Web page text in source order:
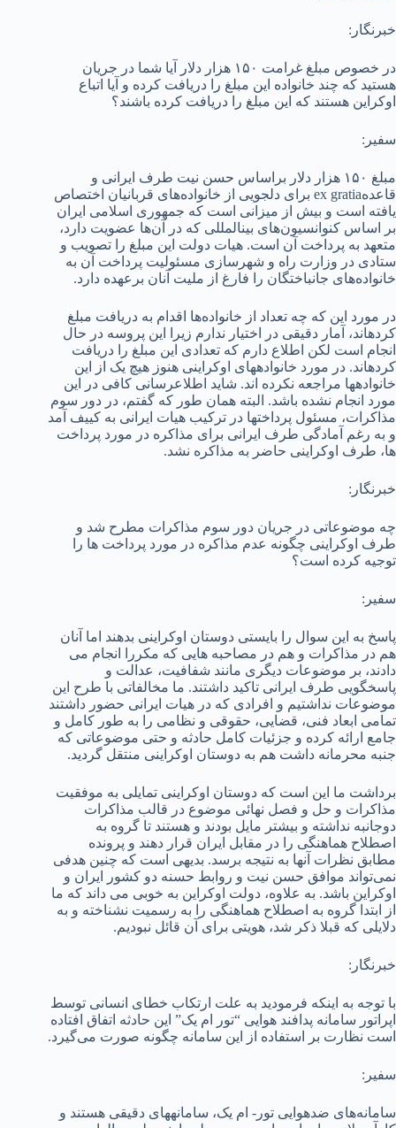
خبرنگار:
در خصوص مبلغ غرامت ۱۵۰ هزار دلار آیا شما در جریان
هستید که چند خانواده این مبلغ را دریافت کرده و آیا اتباع
اوکراین هستند که این مبلغ را دریافت کرده باشند؟
سفیر:
مبلغ ۱۵۰ هزار دلار براساس حسن نیت طرف ایرانی و
قاعدهex gratia برای دلجویی از خانواده‌های قربانیان اختصاص
یافته است و بیش از میزانی است که جمهوری اسلامی ایران
بر اساس کنوانسیون‌های بین­المللی که در آن‌ها عضویت دارد،
متعهد به پرداخت آن است. هیات دولت این مبلغ را تصویب و
ستادی در وزارت راه و شهرسازی مسئولیت پرداخت آن به
خانواده‌های جانباختگان را فارغ از ملیت آنان برعهده دارد.
در مورد این که چه تعداد از خانواده‌ها اقدام به دریافت مبلغ
کرده­اند، آمار دقیقی در اختیار ندارم زیرا این پروسه در حال
انجام است لکن اطلاع دارم که تعدادی این مبلغ را دریافت
کرده­اند. در مورد خانواده­های اوکراینی هنوز هیچ یک از این
خانواده­ها مراجعه نکرده اند. شاید اطلاع­رسانی کافی در این
مورد انجام نشده باشد. البته همان طور که گفتم، در دور سوم
مذاکرات، مسئول پرداخت­ها در ترکیب هیات ایرانی به کی­یف آمد
و به رغم آمادگی طرف ایرانی برای مذاکره در مورد پرداخت
ها، طرف اوکراینی حاضر به مذاکره نشد.
خبرنگار:
چه موضوعاتی در جریان دور سوم مذاکرات مطرح شد و
طرف اوکراینی چگونه عدم مذاکره در مورد پرداخت ها را
توجیه کرده است؟
سفیر:
پاسخ به این سوال را بایستی دوستان اوکراینی بدهند اما آنان
هم در مذاکرات و هم در مصاحبه­ هایی که مکررا انجام می
دادند، بر موضوعات دیگری مانند شفافیت، عدالت و
پاسخگویی طرف ایرانی تاکید داشتند. ما مخالفاتی با طرح این
موضوعات نداشتیم و افرادی که در هیات ایرانی حضور داشتند
تمامی ابعاد فنی، قضایی، حقوقی و نظامی را به طور کامل و
جامع ارائه کرده و جزئیات کامل حادثه و حتی موضوعاتی که
جنبه محرمانه داشت هم به دوستان اوکراینی منتقل گردید.
برداشت ما این است که دوستان اوکراینی تمایلی به موفقیت
مذاکرات و حل و فصل نهائی موضوع در قالب مذاکرات
دوجانبه نداشته و بیشتر مایل بودند و هستند تا گروه به
اصطلاح هماهنگی را در مقابل ایران قرار دهند و پرونده
مطابق نظرات آنها به نتیجه برسد. بدیهی است که چنین هدفی
نمی‌تواند موافق حسن نیت و روابط حسنه دو کشور ایران و
اوکراین باشد. به علاوه، دولت اوکراین به خوبی می داند که ما
از ابتدا گروه به اصطلاح هماهنگی را به رسمیت نشناخته و به
دلایلی که قبلا ذکر شد، هویتی برای آن قائل نبودیم.
خبرنگار:
با توجه به اینکه فرمودید به علت ارتکاب خطای انسانی توسط
اپراتور سامانه پدافند هوایی “تور ام یک” این حادثه اتفاق افتاده
است نظارت بر استفاده از این سامانه چگونه صورت می‌گیرد.
سفیر:
سامانه­‌های ضدهوایی تور- ام یک، سامانه­های دقیقی هستند و